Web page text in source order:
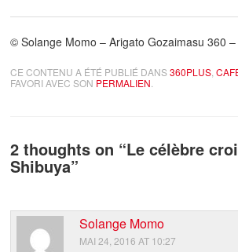
© Solange Momo – Arigato Gozaimasu 360
CE CONTENU A ÉTÉ PUBLIÉ DANS360PLUS ,
FAVORI AVEC SON PERMALIEN
2 thoughts on “Le célèbre
Shibuya”
Solange Momo
MAI 24, 2016 AT 10:27